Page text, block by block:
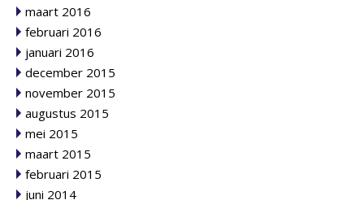
maart 2016
februari 2016
januari 2016
december 2015
november 2015
augustus 2015
mei 2015
maart 2015
februari 2015
juni 2014